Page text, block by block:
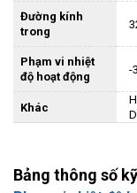
Đường kính
trong
Phạm vi nhiệt
độ hoạt động
-
Khác
Bảng thông số